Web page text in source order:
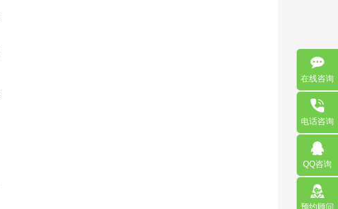
在线咨询
电话咨询
QQ咨询
预约顾问